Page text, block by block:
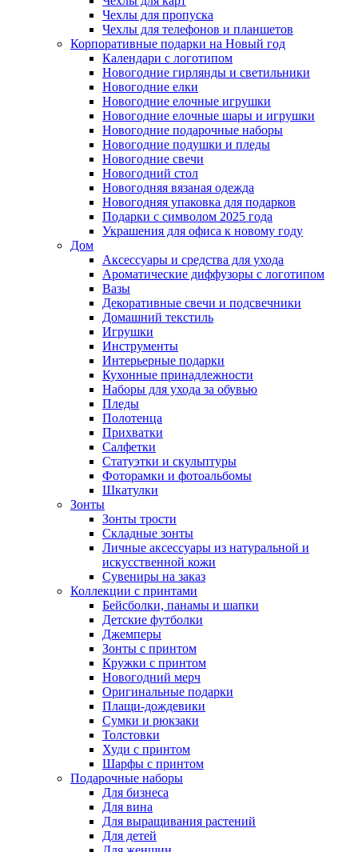
Чехлы для пропуска
Чехлы для телефонов и планшетов
Корпоративные подарки на Новый год
Календари с логотипом
Новогодние гирлянды и светильники
Новогодние елки
Новогодние елочные игрушки
Новогодние елочные шары и игрушки
Новогодние подарочные наборы
Новогодние подушки и пледы
Новогодние свечи
Новогодний стол
Новогодняя вязаная одежда
Новогодняя упаковка для подарков
Подарки с символом 2025 года
Украшения для офиса к новому году
Дом
Аксессуары и средства для ухода
Ароматические диффузоры с логотипом
Вазы
Декоративные свечи и подсвечники
Домашний текстиль
Игрушки
Инструменты
Интерьерные подарки
Кухонные принадлежности
Наборы для ухода за обувью
Пледы
Полотенца
Прихватки
Салфетки
Статуэтки и скульптуры
Фоторамки и фотоальбомы
Шкатулки
Зонты
Зонты трости
Складные зонты
Личные аксессуары из натуральной и
искусственной кожи
Сувениры на заказ
Коллекции с принтами
Бейсболки, панамы и шапки
Детские футболки
Джемперы
Зонты с принтом
Кружки с принтом
Новогодний мерч
Оригинальные подарки
Плащи-дождевики
Сумки и рюкзаки
Толстовки
Худи с принтом
Шарфы с принтом
Подарочные наборы
Для бизнеса
Для вина
Для выращивания растений
Для детей